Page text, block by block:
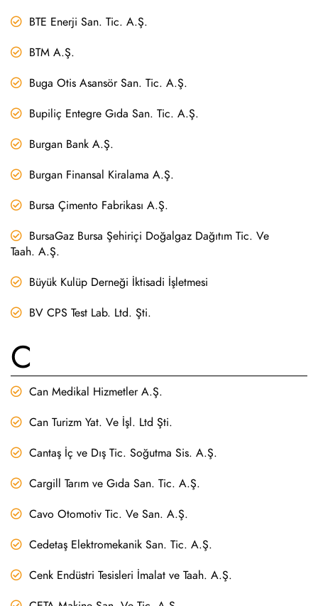
BTE Enerji San. Tic. A.Ş.
BTM A.Ş.
Buga Otis Asansör San. Tic. A.Ş.
Bupiliç Entegre Gıda San. Tic. A.Ş.
Burgan Bank A.Ş.
Burgan Finansal Kiralama A.Ş.
Bursa Çimento Fabrikası A.Ş.
BursaGaz Bursa Şehiriçi Doğalgaz Dağıtım Tic. Ve
Taah. A.Ş.
Büyük Kulüp Derneği İktisadi İşletmesi
BV CPS Test Lab. Ltd. Şti.
C
Can Medikal Hizmetler A.Ş.
Can Turizm Yat. Ve İşl. Ltd Şti.
Cantaş İç ve Dış Tic. Soğutma Sis. A.Ş.
Cargill Tarım ve Gıda San. Tic. A.Ş.
Cavo Otomotiv Tic. Ve San. A.Ş.
Cedetaş Elektromekanik San. Tic. A.Ş.
Cenk Endüstri Tesisleri İmalat ve Taah. A.Ş.